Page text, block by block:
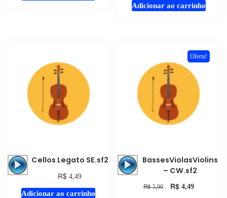
Adicionar ao carrinho
Tocador
áudio
Cellos Legato SE.sf2
R$ 4,49
Adicionar ao carrinho
Oferta!
Tocador
de
BassesViolasViolins
– CW.sf2
R$5,90 R$4,49